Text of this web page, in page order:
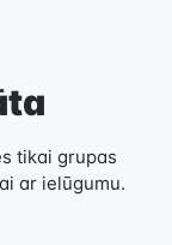
tikai grupas
ar ielūgumu.